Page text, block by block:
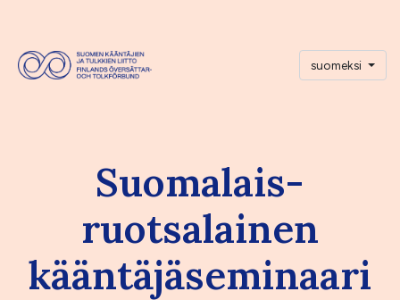
suomeksi
Suomalais-
ruotsalainen
kääntäjäseminaari